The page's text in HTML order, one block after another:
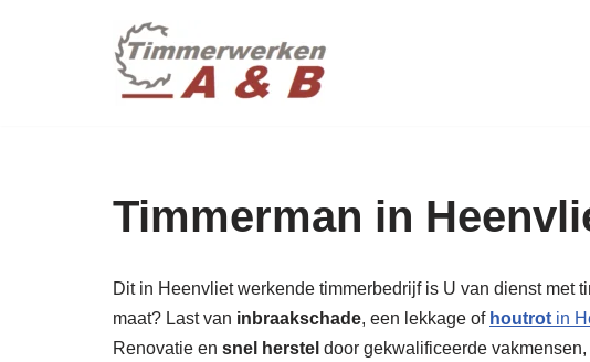
Timmerman in
Dit in Heenvliet werkende timmerbedrijf is U van dienst met
maat? Last van inbraakschade, een lekkage of houtrot in
Renovatie en snel herstel door gekwalificeerde